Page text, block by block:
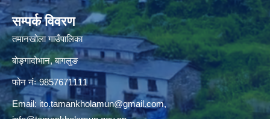
सम्पर्क विवरण
तमानखोला गाउँपालिका
बोङ्गादोभान, बागलुङ
फोन नंः 9857671111
Email: ito.tamankholamun@gmail.com,